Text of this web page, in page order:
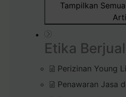
Tampilkan
Etika
Perizinan Young
Penawaran Jasa